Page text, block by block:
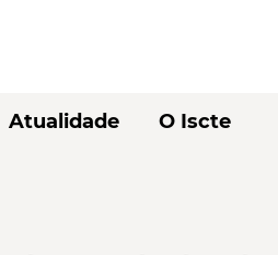
Atualidade O Iscte